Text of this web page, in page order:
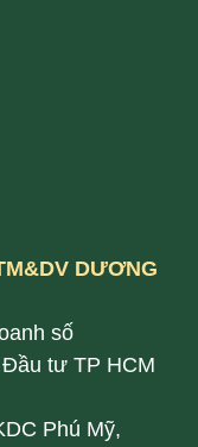
DƯƠNG
số
tư TP HCM
Phú Mỹ,